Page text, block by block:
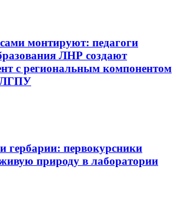
монтируют: педагоги
ЛНР создают
с региональным компонентом
ЛГПУ​
гербарии: первокурсники
природу в лаборатории